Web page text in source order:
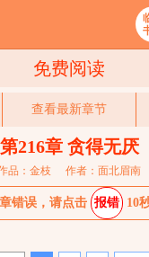
免费阅读
查看最新章节
第216章 贪得无厌
品：金枝 作者：面北眉南
错误，请点击 报错 10